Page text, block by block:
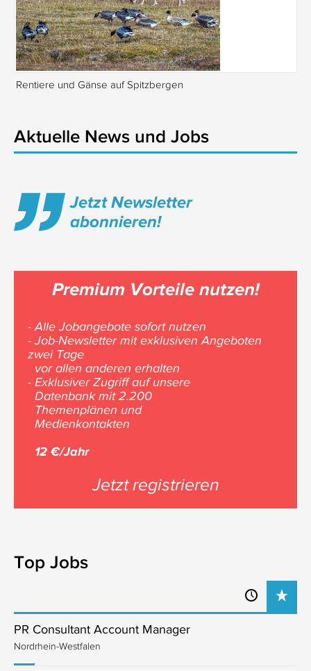
Rentiere und Gänse auf Spitzbergen
Aktuelle News und Jobs
Jetzt Newsletter
abonnieren!
Premium Vorteile nutzen!
- Alle Jobangebote sofort nutzen
- Job-Newsletter mit exklusiven Angeboten
zwei Tage
vor allen anderen erhalten
- Exklusiver Zugriff auf unsere
Datenbank mit 2.200
Themenplänen und
Medienkontakten
12 €/Jahr
Jetzt registrieren
Top Jobs
PR Consultant Account Manager
Nordrhein-Westfalen